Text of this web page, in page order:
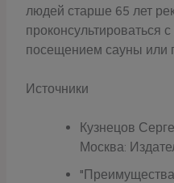
людей старше 65 лет
проконсультироваться
посещением сауны или
Источники
Кузнецов
Москва: